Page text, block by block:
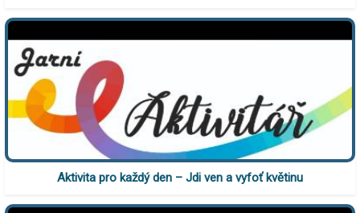
Aktivita pro každý den – Jdi ven a vyfoť květinu